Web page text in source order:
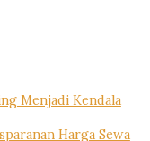
Menjadi Kendala
Harga Sewa